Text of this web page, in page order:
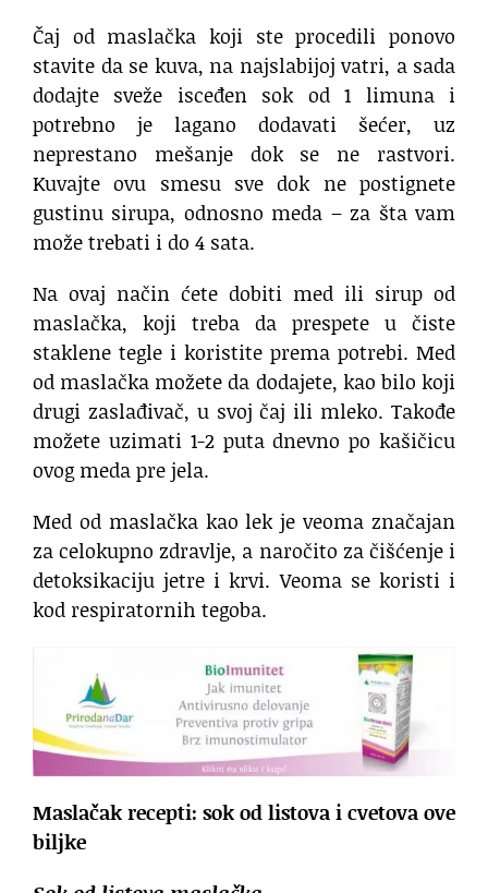
Čaj od maslačka koji ste procedili ponovo
stavite da se kuva, na najslabijoj vatri, a sada
dodajte sveže isceđen sok od 1 limuna i
potrebno je lagano dodavati šećer, uz
neprestano mešanje dok se ne rastvori.
Kuvajte ovu smesu sve dok ne postignete
gustinu sirupa, odnosno meda – za šta vam
može trebati i do 4 sata.
Na ovaj način ćete dobiti med ili sirup od
maslačka, koji treba da prespete u čiste
staklene tegle i koristite prema potrebi. Med
od maslačka možete da dodajete, kao bilo koji
drugi zaslađivač, u svoj čaj ili mleko. Takođe
možete uzimati 1-2 puta dnevno po kašičicu
ovog meda pre jela.
Med od maslačka kao lek je veoma značajan
za celokupno zdravlje, a naročito za čišćenje i
detoksikaciju jetre i krvi. Veoma se koristi i
kod respiratornih tegoba.
Maslačak recepti: sok od listova i cvetova ove
biljke